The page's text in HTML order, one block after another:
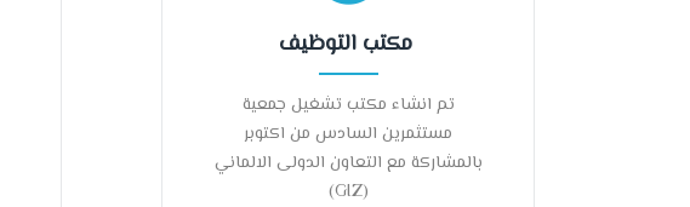
مكتب التوظيف
تم انشاء مكتب تشغيل جمعية
مستثمرين السادس من اكتوبر
بالمشاركة مع التعاون الدولى الالماني
(GIZ)